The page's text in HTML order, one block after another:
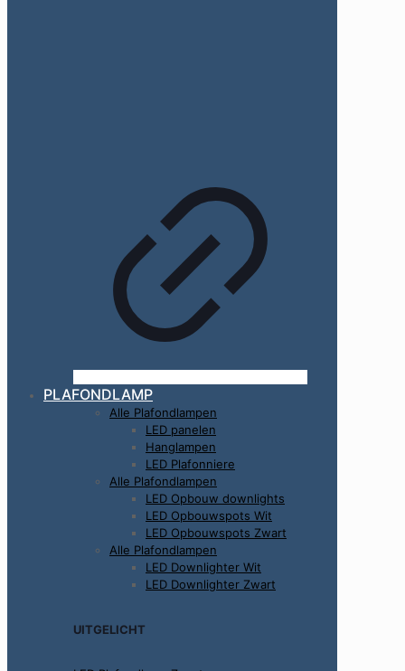
PLAFONDLAMP
Alle Plafondlampen
LED panelen
Hanglampen
LED Plafonniere
Alle Plafondlampen
LED Opbouw downlights
LED Opbouwspots Wit
LED Opbouwspots Zwart
Alle Plafondlampen
LED Downlighter Wit
LED Downlighter Zwart
UITGELICHT